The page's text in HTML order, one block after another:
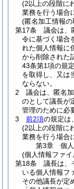
(2以上の段階に
業務を行う場合
(匿名加工情報
第17条
議会は、
令に基づく場合
れた個人情報に
から削除された
43条第1項の規
を取得し、又は
ならない。
2
議会は、匿名
のとして議長が
管理のために必
3
前2項の規定は
(2以上の段階に
業務を行う場合
第3章
個
(個人情報ファ
第18条
議長は、
いる個人情報フ
その他議長が定